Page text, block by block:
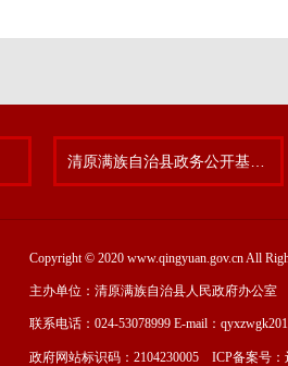
Copyright © 2020 www.qingyuan.gov.cn All
主办单位：清原满族自治县人民政府办公室
联系电话：024-53078999 E-mail：
政府网站标识码：2104230005 ICP备案号：